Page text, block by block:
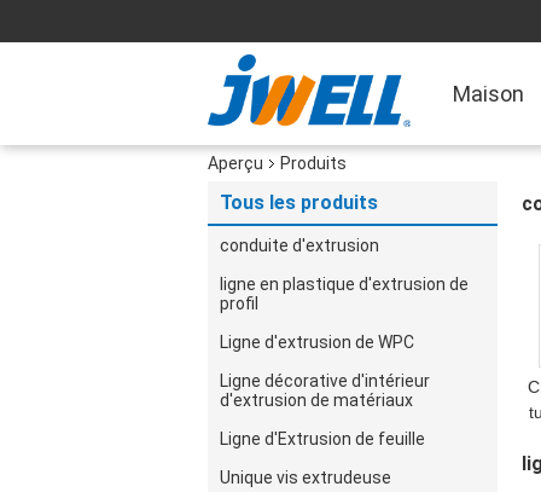
Maison
Aperçu Produits
Tous les produits
conduite d'extrusion
ligne en plastique d'extrusion de
profil
Ligne d'extrusion de WPC
Ligne décorative d'intérieur
d'extrusion de matériaux
Ligne d'Extrusion de feuille
Unique vis extrudeuse